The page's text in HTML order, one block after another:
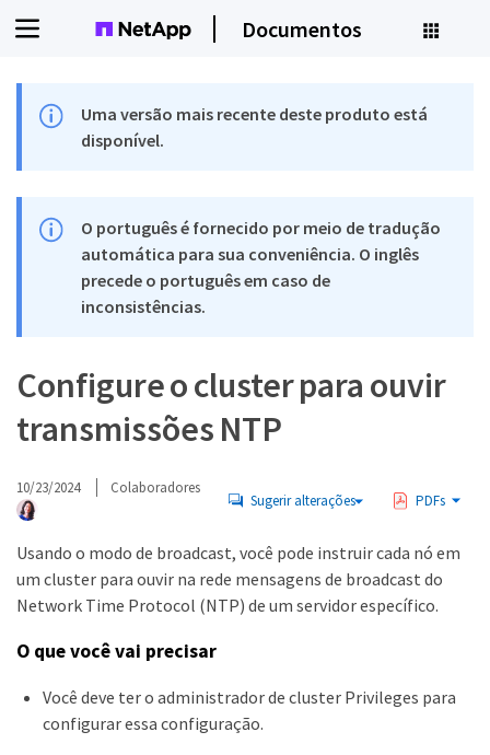
Documentos
Uma versão mais recente deste produto está
disponível.
O português é fornecido por meio de tradução
automática para sua conveniência. O inglês
precede o português em caso de
inconsistências.
Configure o cluster para ouvir
transmissões NTP
10/23/2024 Colaboradores
Sugerir alterações PDFs
Usando o modo de broadcast, você pode instruir cada nó em
um cluster para ouvir na rede mensagens de broadcast do
Network Time Protocol (NTP) de um servidor específico.
O que você vai precisar
Você deve ter o administrador de cluster Privileges para
configurar essa configuração.